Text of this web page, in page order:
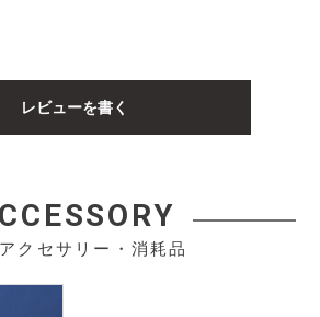
レビューを書く
クセサリー・消耗品